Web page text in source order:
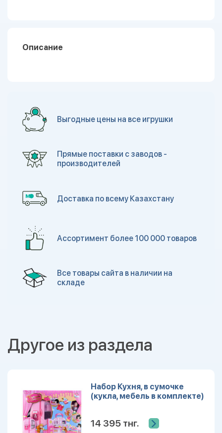
Описание
Выгодные цены на все игрушки
Прямые поставки с заводов -
производителей
Доставка по всему Казахстану
Ассортимент более 100 000 товаров
Все товары сайта в наличии на
складе
Другое из раздела
Набор Кухня, в сумочке
(кукла, мебель в комплекте)
14 395 тнг.